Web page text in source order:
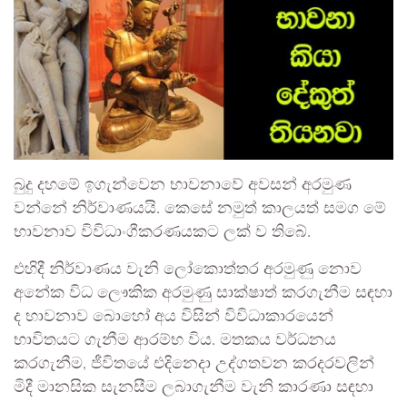
බුදු දහමේ ඉගැන්වෙන භාවනාවේ අවසන් අරමුණ
වන්නේ නිර්වාණයයි. කෙසේ නමුත් කාලයත් සමග මේ
භාවනාව විවිධාංගීකරණයකට ලක් ව තිබේ.
එහිදී නිර්වාණය වැනි ලෝකොත්තර අරමුණු නොව
අනේක විධ ලෞකික අරමුණු සාක්ෂාත් කරගැනීම සඳහා
ද භාවනාව බොහෝ අය විසින් විවිධාකාරයෙන්
භාවිතයට ගැනීම ආරම්භ විය. මතකය වර්ධනය
කරගැනීම, ජීවිතයේ එදිනෙදා උද්ගතවන කරදරවලින්
මිදී මානසික සැනසීම ලබාගැනීම වැනි කාරණා සඳහා